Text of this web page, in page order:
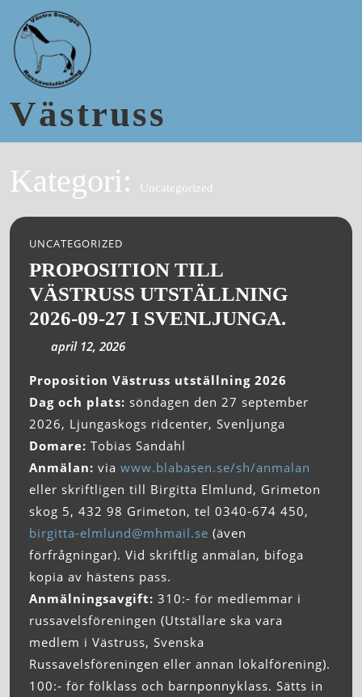
Västruss
Kategori: Uncategorized
UNCATEGORIZED
PROPOSITION TILL
VÄSTRUSS UTSTÄLLNING
2026-09-27 I SVENLJUNGA.
april 12, 2026
Proposition Västruss utställning 2026
Dag och plats: söndagen den 27 september
2026, Ljungaskogs ridcenter, Svenljunga
Domare: Tobias Sandahl
Anmälan: via www.blabasen.se/sh/anmalan
eller skriftligen till Birgitta Elmlund, Grimeton
skog 5, 432 98 Grimeton, tel 0340-674 450,
birgitta-elmlund@mhmail.se (även
förfrågningar). Vid skriftlig anmälan, bifoga
kopia av hästens pass.
Anmälningsavgift: 310:- för medlemmar i
russavelsföreningen (Utställare ska vara
medlem i Västruss, Svenska
Russavelsföreningen eller annan lokalförening).
100:- för fölklass och barnponnyklass. Sätts in